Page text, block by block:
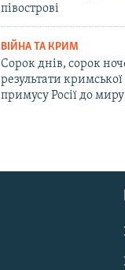
півострові
ВІЙНА ТА КРИМ
Сорок днів, сорок
результати кримської
примусу Росії до миру